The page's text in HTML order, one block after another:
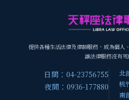
提供各種生活法律及律師服務，成為個人
讓法律服務沒有死
日間：04-23756755
夜間：0936-177880
北
桃
南